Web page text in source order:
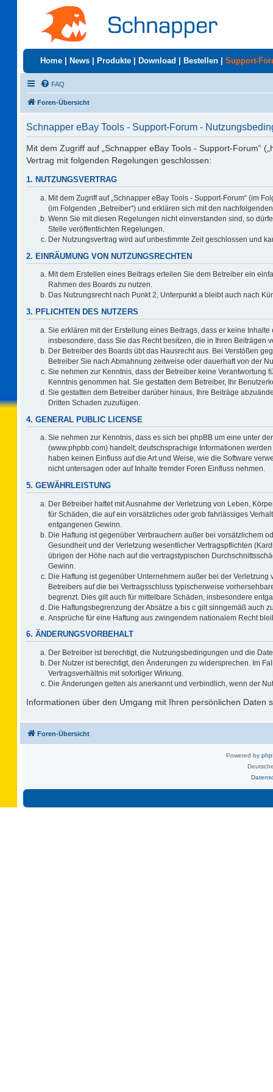
Home News Produkte Download Bestellen Support-
FAQ
Foren-Übersicht
Schnapper eBay Tools - Support-Forum -
Mit dem Zugriff auf „Schnapper eBay Tools - Support-Forum“
Vertrag mit folgenden Regelungen geschlossen:
1. NUTZUNGSVERTRAG
Mit dem Zugriff auf „Schnapper eBay Tools - Support-Forum“ (im
(im Folgenden „Betreiber“) und erklären sich mit den
Wenn Sie mit diesen Regelungen nicht einverstanden sind, so
Stelle veröffentlichten Regelungen.
Der Nutzungsvertrag wird auf unbestimmte Zeit geschlossen und
2. EINRÄUMUNG VON NUTZUNGSRECHTEN
Mit dem Erstellen eines Beitrags erteilen Sie dem Betreiber ein
Rahmen des Boards zu nutzen.
Das Nutzungsrecht nach Punkt 2, Unterpunkt a bleibt auch nach
3. PFLICHTEN DES NUTZERS
Sie erklären mit der Erstellung eines Beitrags, dass er keine
insbesondere, dass Sie das Recht besitzen, die in Ihren Beiträgen
Der Betreiber des Boards übt das Hausrecht aus. Bei Verstößen
Betreiber Sie nach Abmahnung zeitweise oder dauerhaft von der
Sie nehmen zur Kenntnis, dass der Betreiber keine Verantwortung
Kenntnis genommen hat. Sie gestatten dem Betreiber, Ihr
Sie gestatten dem Betreiber darüber hinaus, Ihre Beiträge
Dritten Schaden zuzufügen.
4. GENERAL PUBLIC LICENSE
Sie nehmen zur Kenntnis, dass es sich bei phpBB um eine unter der
(www.phpbb.com) handelt; deutschsprachige Informationen
haben keinen Einfluss auf die Art und Weise, wie die Software
nicht untersagen oder auf Inhalte fremder Foren Einfluss nehmen.
5. GEWÄHRLEISTUNG
Der Betreiber haftet mit Ausnahme der Verletzung von Leben,
für Schäden, die auf ein vorsätzliches oder grob fahrlässiges
entgangenen Gewinn.
Die Haftung ist gegenüber Verbrauchern außer bei vorsätzlichem
Gesundheit und der Verletzung wesentlicher Vertragspflichten
übrigen der Höhe nach auf die vertragstypischen
Gewinn.
Die Haftung ist gegenüber Unternehmern außer bei der
Betreibers auf die bei Vertragsschluss typischerweise
begrenzt. Dies gilt auch für mittelbare Schäden, insbesondere
Die Haftungsbegrenzung der Absätze a bis c gilt sinngemäß auch
Ansprüche für eine Haftung aus zwingendem nationalem Recht
6. ÄNDERUNGSVORBEHALT
Der Betreiber ist berechtigt, die Nutzungsbedingungen und die
Der Nutzer ist berechtigt, den Änderungen zu widersprechen. Im
Vertragsverhältnis mit sofortiger Wirkung.
Die Änderungen gelten als anerkannt und verbindlich, wenn der
Informationen über den Umgang mit Ihren persönlichen Daten
Foren-Übersicht
Powered by